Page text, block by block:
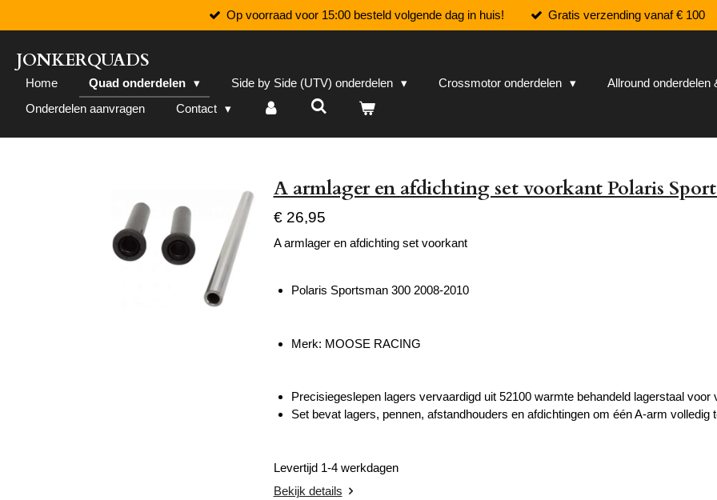
direct
naar
de
hoofdinhoud
Op voorraad voor 15:00 besteld volgende dag in huis! Gratis verzending vanaf € 100
JONKERQUADS
Home Quad onderdelen Side by Side (UTV) onderdelen Crossmotor onderdelen Allround onderdelen
Onderdelen aanvragen
Contact
A armlager en afdichting set voorkant Polaris
€ 26,95
A armlager en afdichting set voorkant
Polaris Sportsman 300 2008-2010
Merk: MOOSE RACING
Precisiegeslepen lagers vervaardigd uit 52100 warmte behandeld lagerstaal
Set bevat lagers, pennen, afstandhouders en afdichtingen om één A-arm volledig
Levertijd 1-4 werkdagen
Bekijk details